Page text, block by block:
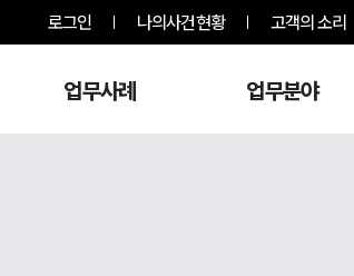
로그인 나의사건현황 고객의 소리
업무사례 업무분야